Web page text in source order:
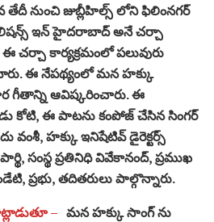
నుంచి జుబ్లీహిల్స్ లోని ఫిలింనగర్
ఇన్ హైదరాబాద్ అనే చర్చా
చర్చా కార్యక్రమంలో పలువురు
ఈ నేపథ్యంలో మన హక్కు
గీతాన్ని ఆవిష్కరించారు. ఈ
కోటి, ఈ పాటను కంపోజ్ చేసిన సింగర్
వంశీ, హక్కు ఇనిషేటివ్ డైరెక్టర్స్
సంస్థ ప్రతినిధి వివేకానంద్, ప్రముఖ
ప్రభు, తదితరులు పాల్గొన్నారు.
– మన హక్కు సాంగ్ ను